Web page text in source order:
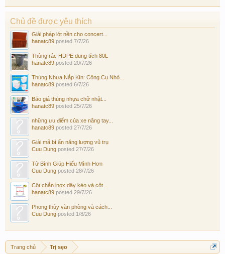
Chủ đề được yêu thích
Giải pháp lót nền cho concert...
hanatc89 posted 7/7/26
Thùng rác HDPE dung tích 80L
hanatc89 posted 20/7/26
Thùng Nhựa Nắp Kín: Công Cụ Nhỏ...
hanatc89 posted 6/7/26
Báo giá thùng nhựa chữ nhật...
hanatc89 posted 25/7/26
những ưu điểm của xe nâng tay...
hanatc89 posted 27/7/26
Giải mã bí ẩn năng lượng vũ trụ
Cuu Dung posted 27/7/26
Tử Bình Giúp Hiểu Mình Hơn
Cuu Dung posted 28/7/26
Cột chắn inox dây kéo và cột...
hanatc89 posted 29/7/26
Phong thủy văn phòng và cách...
Cuu Dung posted 1/8/26
Trang chủ Trị sẹo